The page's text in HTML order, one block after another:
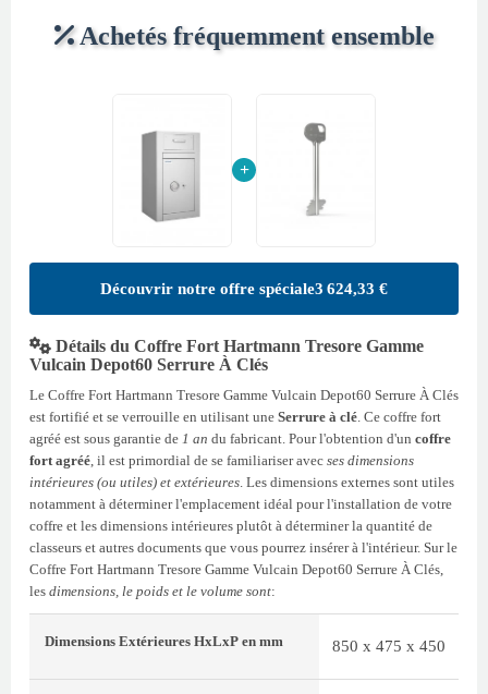
Achetés fréquemment ensemble
+
Découvrir notre offre spéciale3 624,33 €
Détails du Coffre Fort Hartmann Tresore Gamme
Vulcain Depot60 Serrure À Clés
Le Coffre Fort Hartmann Tresore Gamme Vulcain Depot60 Serrure À Clés
est fortifié et se verrouille en utilisant une Serrure à clé. Ce coffre fort
agréé est sous garantie de 1 an du fabricant. Pour l'obtention d'un coffre
fort agréé, il est primordial de se familiariser avec ses dimensions
intérieures (ou utiles) et extérieures. Les dimensions externes sont utiles
notamment à déterminer l'emplacement idéal pour l'installation de votre
coffre et les dimensions intérieures plutôt à déterminer la quantité de
classeurs et autres documents que vous pourrez insérer à l'intérieur. Sur le
Coffre Fort Hartmann Tresore Gamme Vulcain Depot60 Serrure À Clés,
les dimensions, le poids et le volume sont:
Dimensions Extérieures HxLxP en mm 850 x 475 x 450